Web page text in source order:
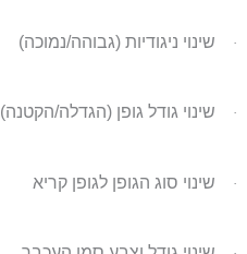
· שינוי ניגודיות (גבוהה/נמוכה)
· שינוי גודל גופן (הגדלה/הקטנה)
· שינוי סוג הגופן לגופן קריא